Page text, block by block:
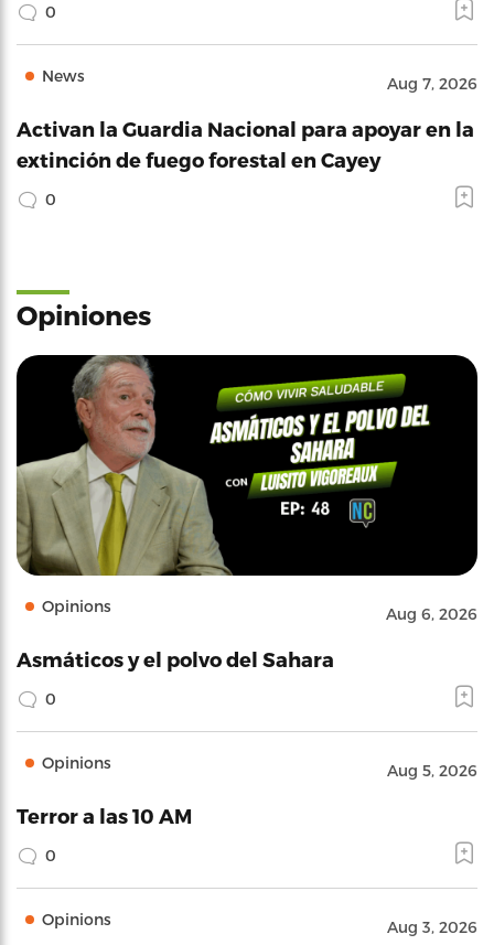
0
News Aug 7, 2026
Activan la Guardia Nacional para apoyar en la
extinción de fuego forestal en Cayey
0
Opiniones
Opinions Aug 6, 2026
Asmáticos y el polvo del Sahara
0
Opinions Aug 5, 2026
Terror a las 10 AM
0
Opinions Aug 3, 2026